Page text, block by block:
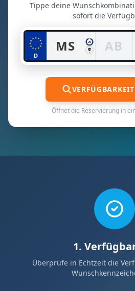
Tippe deine
sofort die
D
26
MS
Öffnet die Reservierung in
1.
Überprüfe in Echtzeit die